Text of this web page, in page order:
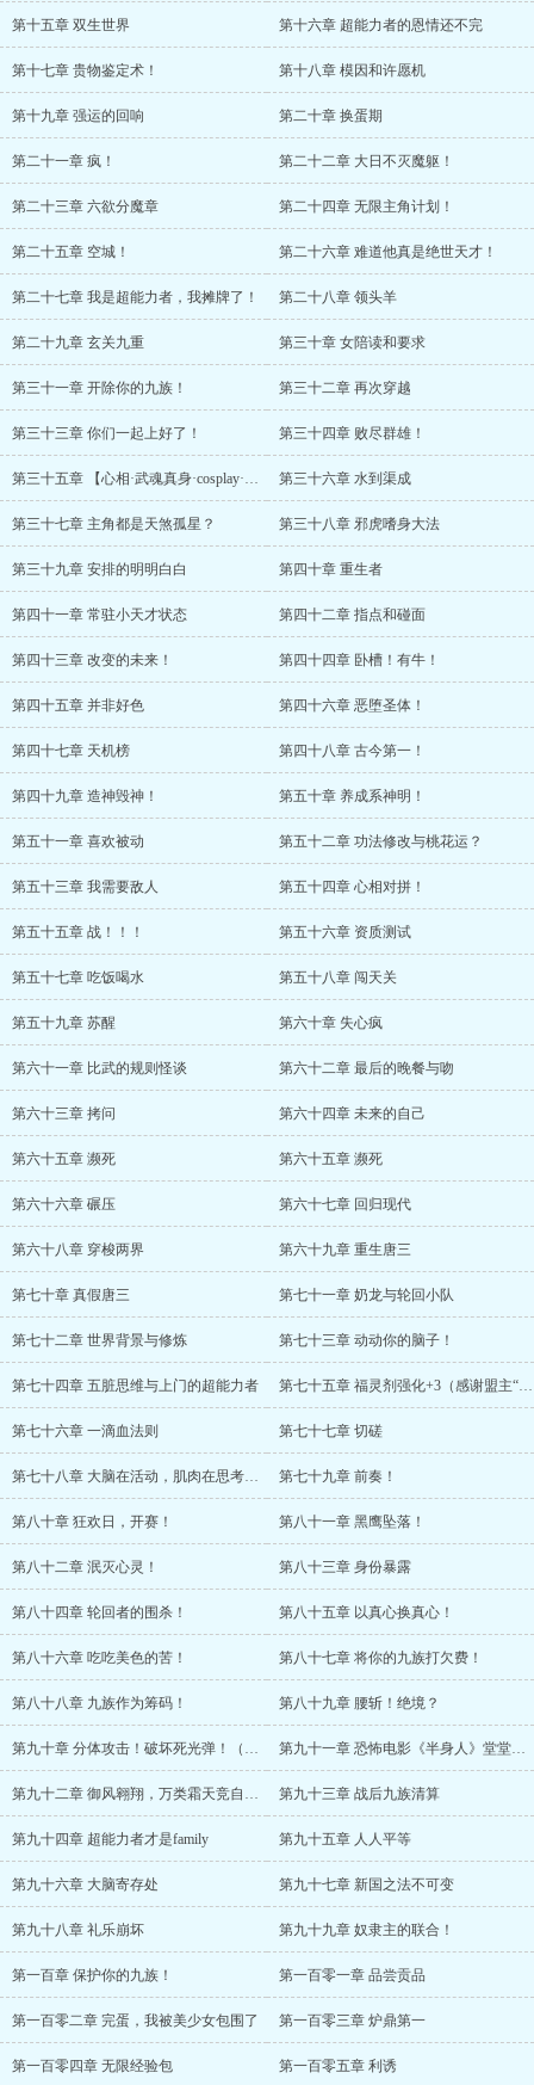
第十五章 双生世界 第十六章 超能力者的恩情还不完
第十七章 贵物鉴定术！ 第十八章 模因和许愿机
第十九章 强运的回响 第二十章 换蛋期
第二十一章 疯！ 第二十二章 大日不灭魔躯！
第二十三章 六欲分魔章 第二十四章 无限主角计划！
第二十五章 空城！ 第二十六章 难道他真是绝世天才！
第二十七章 我是超能力者，我摊牌了！ 第二十八章 领头羊
第二十九章 玄关九重 第三十章 女陪读和要求
第三十一章 开除你的九族！ 第三十二章 再次穿越
第三十三章 你们一起上好了！ 第三十四章 败尽群雄！
第三十五章 【心相·武魂真身·cosplay·超人拳】 第三十六章 水到渠成
第三十七章 主角都是天煞孤星？ 第三十八章 邪虎嗜身大法
第三十九章 安排的明明白白 第四十章 重生者
第四十一章 常驻小天才状态 第四十二章 指点和碰面
第四十三章 改变的未来！ 第四十四章 卧槽！有牛！
第四十五章 并非好色 第四十六章 恶堕圣体！
第四十七章 天机榜 第四十八章 古今第一！
第四十九章 造神毁神！ 第五十章 养成系神明！
第五十一章 喜欢被动 第五十二章 功法修改与桃花运？
第五十三章 我需要敌人 第五十四章 心相对拼！
第五十五章 战！！！ 第五十六章 资质测试
第五十七章 吃饭喝水 第五十八章 闯天关
第五十九章 苏醒 第六十章 失心疯
第六十一章 比武的规则怪谈 第六十二章 最后的晚餐与吻
第六十三章 拷问 第六十四章 未来的自己
第六十五章 濒死 第六十五章 濒死
第六十六章 碾压 第六十七章 回归现代
第六十八章 穿梭两界 第六十九章 重生唐三
第七十章 真假唐三 第七十一章 奶龙与轮回小队
第七十二章 世界背景与修炼 第七十三章 动动你的脑子！
第七十四章 五脏思维与上门的超能力者 第七十五章 福灵剂强化+3（感谢盟主“成绩好是因为老师逼太紧”的打赏）
第七十六章 一滴血法则 第七十七章 切磋
第七十八章 大脑在活动，肌肉在思考！（月初求月票） 第七十九章 前奏！
第八十章 狂欢日，开赛！ 第八十一章 黑鹰坠落！
第八十二章 泯灭心灵！ 第八十三章 身份暴露
第八十四章 轮回者的围杀！ 第八十五章 以真心换真心！
第八十六章 吃吃美色的苦！ 第八十七章 将你的九族打欠费！
第八十八章 九族作为筹码！ 第八十九章 腰斩！绝境？
第九十章 分体攻击！破坏死光弹！（第三更，求月票！） 第九十一章 恐怖电影《半身人》堂堂上映！
第九十二章 御风翱翔，万类霜天竞自游！ 第九十三章 战后九族清算
第九十四章 超能力者才是family 第九十五章 人人平等
第九十六章 大脑寄存处 第九十七章 新国之法不可变
第九十八章 礼乐崩坏 第九十九章 奴隶主的联合！
第一百章 保护你的九族！ 第一百零一章 品尝贡品
第一百零二章 完蛋，我被美少女包围了 第一百零三章 炉鼎第一
第一百零四章 无限经验包 第一百零五章 利诱